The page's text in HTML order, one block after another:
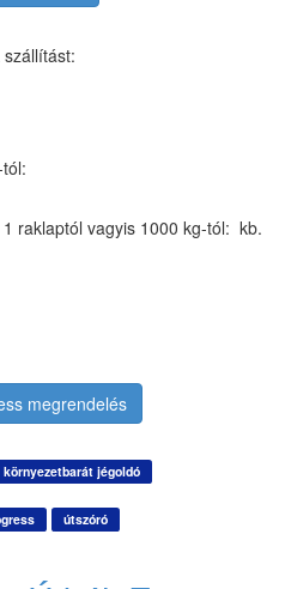
raklaptól vagyis 1000 kg-tól: kb.
megrendelés
környezetbarát jégoldó
útszóró